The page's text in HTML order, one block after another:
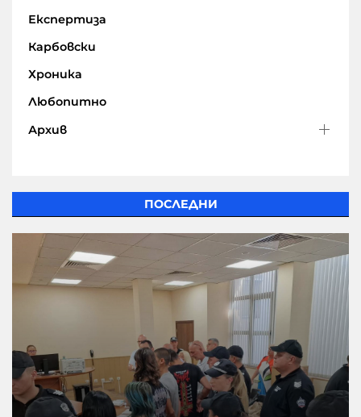
Експертиза
Карбовски
Хроника
Любопитно
Архив
ПОСЛЕДНИ